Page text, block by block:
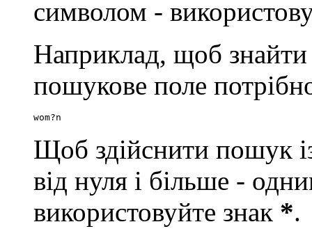
символом -
Наприклад, щоб
пошукове поле
wom?n
Щоб здійснити пошук
від нуля і більше -
використовуйте знак *.